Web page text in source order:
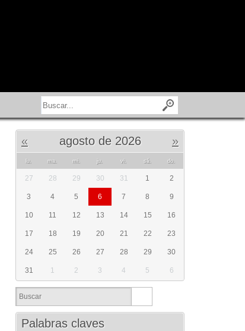
« agosto de 2026 »
lu. ma. mi. ju. vi. sá. do.
27 28 29 30 31 1 2
3 4 5 6 7 8 9
10 11 12 13 14 15 16
17 18 19 20 21 22 23
24 25 26 27 28 29 30
31 1 2 3 4 5 6
Palabras claves